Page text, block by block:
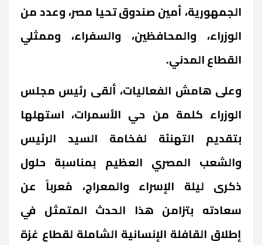
الجمهورية، أمين صندوق تحيا مصر، وعدد من
الوزراء، والمحافظين، والسفراء، وممثلي
القطاع المدني.
وعلى هامش الفعاليات، ألقى رئيس مجلس
الوزراء كلمة من حي الأسمرات، استهلها
بتقديم التهنئة لفخامة السيد الرئيس
والشعب المصري العظيم بمناسبة حلول
ذكرى ليلة الإسراء والمعراج، مُعرباً عن
سعادته بتزامن هذا الحدث المتمثل في
إطلاق القافلة الإنسانية الشاملة لقطاع غزة